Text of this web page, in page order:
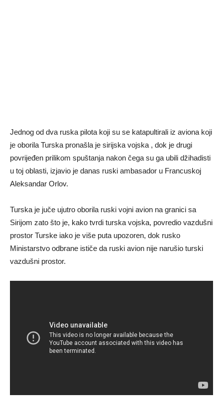
Jednog od dva ruska pilota koji su se katapultirali iz aviona koji
je oborila Turska pronašla je sirijska vojska , dok je drugi
povrijeđen prilikom spuštanja nakon čega su ga ubili džihadisti
u toj oblasti, izjavio je danas ruski ambasador u Francuskoj
Aleksandar Orlov.
Turska je juče ujutro oborila ruski vojni avion na granici sa
Sirijom zato što je, kako tvrdi turska vojska, povredio vazdušni
prostor Turske iako je više puta upozoren, dok rusko
Ministarstvo odbrane ističe da ruski avion nije narušio turski
vazdušni prostor.